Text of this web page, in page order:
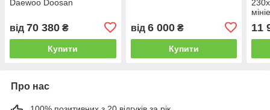
Daewoo Doosan
від 70 380 ₴
Купити
від 6 000₴
Купити
11
Про нас